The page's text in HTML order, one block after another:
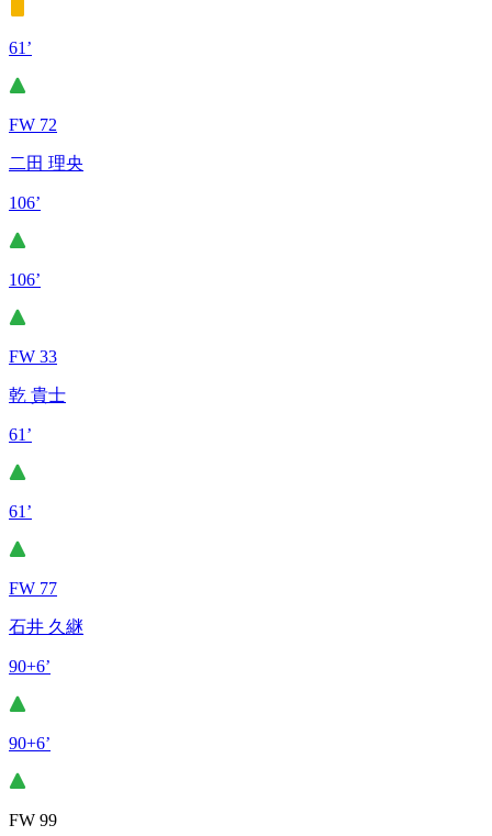
61’
FW 72
二田 理央
106’
106’
FW 33
乾 貴士
61’
61’
FW 77
石井 久継
90+6’
90+6’
FW 99